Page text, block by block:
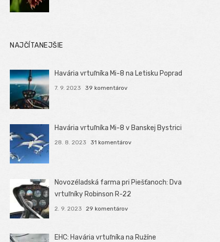
NAJČÍTANEJŠIE
Havária vrtuľníka Mi-8 na Letisku Poprad
7. 9. 2023 39 komentárov
Havária vrtuľníka Mi-8 v Banskej Bystrici
28. 8. 2023 31 komentárov
Novozéladská farma pri Piešťanoch: Dva
vrtuľníky Robinson R-22
2. 9. 2023 29 komentárov
EHC: Havária vrtuľníka na Ružíne